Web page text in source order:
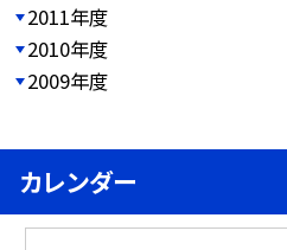
2011年度
2010年度
2009年度
カレンダー